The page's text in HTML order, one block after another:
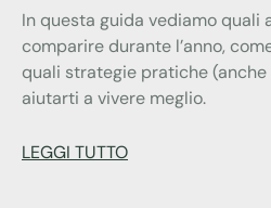
In questa guida vediamo quali
comparire durante l’anno,
quali strategie pratiche
aiutarti a vivere meglio.
LEGGI TUTTO